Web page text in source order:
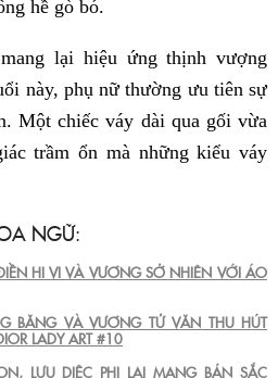
hề gò bó.
lại hiệu ứng thịnh vượng
này, phụ nữ thường ưu tiên sự
Một chiếc váy dài qua gối vừa
trầm ổn mà những kiểu váy
NGỮ:
HI VI VÀ VƯƠNG SỞ NHIÊN VỚI ÁO
BĂNG VÀ VƯƠNG TỬ VĂN THU HÚT
LADY ART #10
LƯU DIỆC PHI LẠI MANG BẢN SẮC